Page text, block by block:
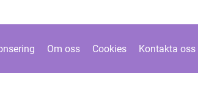
Om oss Cookies Kontakta oss